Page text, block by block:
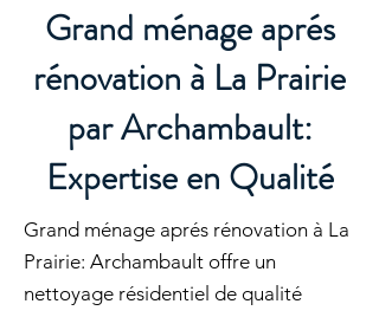
Grand ménage aprés
rénovation à La Prairie
par Archambault:
Expertise en Qualité
Grand ménage aprés rénovation à La
Prairie: Archambault offre un
nettoyage résidentiel de qualité